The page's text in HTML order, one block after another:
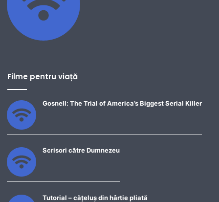
Filme pentru viață
Gosnell: The Trial of America’s Biggest Serial Killer
Scrisori către Dumnezeu
Tutorial – cățeluș din hârtie pliată